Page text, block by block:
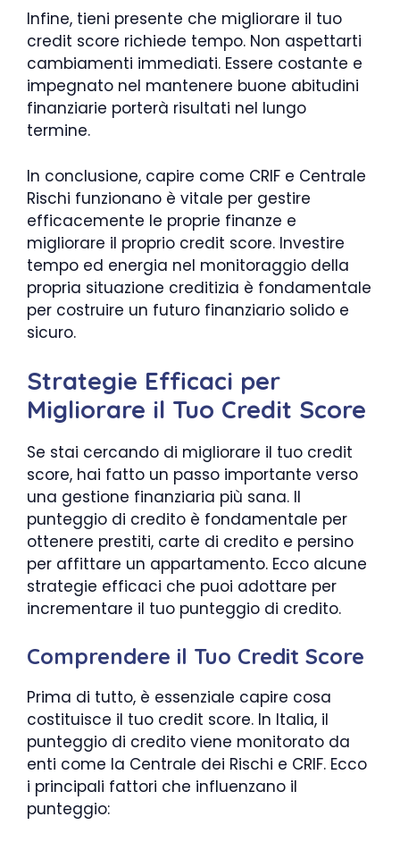
Infine, tieni presente che migliorare il tuo
credit score richiede tempo. Non aspettarti
cambiamenti immediati. Essere costante e
impegnato nel mantenere buone abitudini
finanziarie porterà risultati nel lungo
termine.
In conclusione, capire come CRIF e Centrale
Rischi funzionano è vitale per gestire
efficacemente le proprie finanze e
migliorare il proprio credit score. Investire
tempo ed energia nel monitoraggio della
propria situazione creditizia è fondamentale
per costruire un futuro finanziario solido e
sicuro.
Strategie Efficaci per
Migliorare il Tuo Credit Score
Se stai cercando di migliorare il tuo credit
score, hai fatto un passo importante verso
una gestione finanziaria più sana. Il
punteggio di credito è fondamentale per
ottenere prestiti, carte di credito e persino
per affittare un appartamento. Ecco alcune
strategie efficaci che puoi adottare per
incrementare il tuo punteggio di credito.
Comprendere il Tuo Credit Score
Prima di tutto, è essenziale capire cosa
costituisce il tuo credit score. In Italia, il
punteggio di credito viene monitorato da
enti come la Centrale dei Rischi e CRIF. Ecco
i principali fattori che influenzano il
punteggio: